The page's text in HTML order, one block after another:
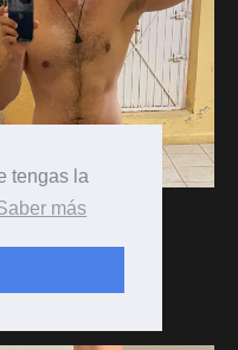
tengas la
más